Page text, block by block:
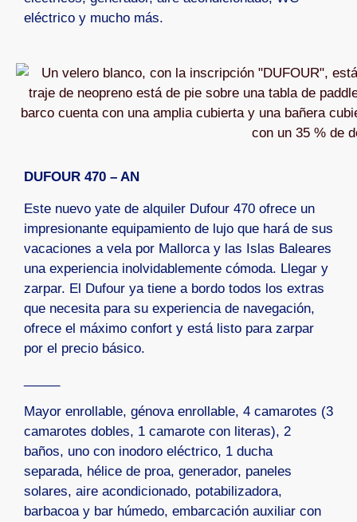
eléctrico y mucho más.
DUFOUR 470 – AN
Este nuevo yate de alquiler Dufour 470 ofrece un
impresionante equipamiento de lujo que hará de sus
vacaciones a vela por Mallorca y las Islas Baleares
una experiencia inolvidablemente cómoda. Llegar y
zarpar. El Dufour ya tiene a bordo todos los extras
que necesita para su experiencia de navegación,
ofrece el máximo confort y está listo para zarpar
por el precio básico.
Mayor enrollable, génova enrollable, 4 camarotes (3
camarotes dobles, 1 camarote con literas), 2
baños, uno con inodoro eléctrico, 1 ducha
separada, hélice de proa, generador, paneles
solares, aire acondicionado, potabilizadora,
barbacoa y bar húmedo, embarcación auxiliar con